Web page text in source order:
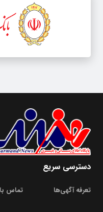
دسترسی سریع
تعرفه آگهی‌ها تماس